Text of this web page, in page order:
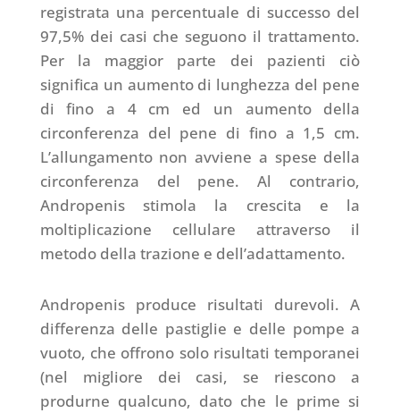
registrata una percentuale di successo del
97,5% dei casi che seguono il trattamento.
Per la maggior parte dei pazienti ciò
significa un aumento di lunghezza del pene
di fino a 4 cm ed un aumento della
circonferenza del pene di fino a 1,5 cm.
L’allungamento non avviene a spese della
circonferenza del pene. Al contrario,
Andropenis stimola la crescita e la
moltiplicazione cellulare attraverso il
metodo della trazione e dell’adattamento.
Andropenis produce risultati durevoli. A
differenza delle pastiglie e delle pompe a
vuoto, che offrono solo risultati temporanei
(nel migliore dei casi, se riescono a
produrne qualcuno, dato che le prime si